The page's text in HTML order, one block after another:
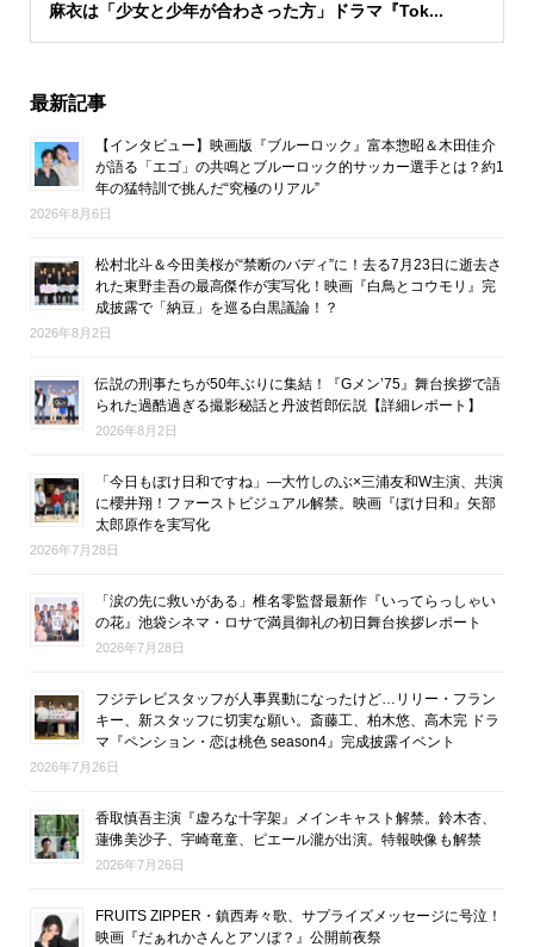
麻衣は「少女と少年が合わさった方」ドラマ『Tok...
最新記事
【インタビュー】映画版『ブルーロック』富本惣昭＆木田佳介
が語る「エゴ」の共鳴とブルーロック的サッカー選手とは？約1
年の猛特訓で挑んだ“究極のリアル”
2026年8月6日
松村北斗＆今田美桜が“禁断のバディ”に！去る7月23日に逝去さ
れた東野圭吾の最高傑作が実写化！映画『白鳥とコウモリ』完
成披露で「納豆」を巡る白黒議論！？
2026年8月2日
伝説の刑事たちが50年ぶりに集結！『Gメン’75』舞台挨拶で語
られた過酷過ぎる撮影秘話と丹波哲郎伝説【詳細レポート】
2026年8月2日
「今日もぼけ日和ですね」―大竹しのぶ×三浦友和W主演、共演
に櫻井翔！ファーストビジュアル解禁。映画『ぼけ日和』矢部
太郎原作を実写化
2026年7月28日
「涙の先に救いがある」椎名零監督最新作『いってらっしゃい
の花』池袋シネマ・ロサで満員御礼の初日舞台挨拶レポート
2026年7月28日
フジテレビスタッフが人事異動になったけど…リリー・フラン
キー、新スタッフに切実な願い。斎藤工、柏木悠、高木完 ドラ
マ『ペンション・恋は桃色 season4』完成披露イベント
2026年7月26日
香取慎吾主演『虚ろな十字架』メインキャスト解禁。鈴木杏、
蓮佛美沙子、宇崎竜童、ピエール瀧が出演。特報映像も解禁
2026年7月26日
FRUITS ZIPPER・鎮西寿々歌、サプライズメッセージに号泣！
映画『だぁれかさんとアソぼ？』公開前夜祭